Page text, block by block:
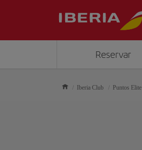
Reservar
Iberia Club Puntos Elite